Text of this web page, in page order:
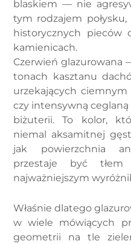
blaskiem — nie
tym rodzajem
historycznych pieców
kamienicach.
Czerwień glazurowana
tonach kasztanu
urzekających
czy intensywną
biżuterii. To kolor,
niemal aksamitnej
jak powierzchnia
przestaje być
najważniejszym
Właśnie dlatego
w wiele mówiących
geometrii na tle